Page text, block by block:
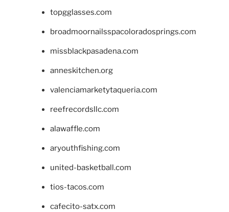
topgglasses.com
broadmoornailsspacoloradosprings.com
missblackpasadena.com
anneskitchen.org
valenciamarketytaqueria.com
reefrecordsllc.com
alawaffle.com
aryouthfishing.com
united-basketball.com
tios-tacos.com
cafecito-satx.com